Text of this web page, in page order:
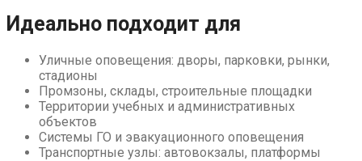
Идеально подходит для
Уличные оповещения: дворы, парковки, рынки,
стадионы
Промзоны, склады, строительные площадки
Территории учебных и административных
объектов
Системы ГО и эвакуационного оповещения
Транспортные узлы: автовокзалы, платформы